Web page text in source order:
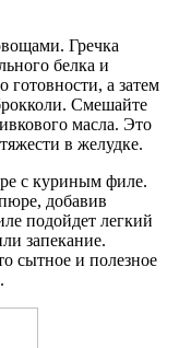
Гречка
белка и
готовности, а затем
Смешайте
масла. Это
в желудке.
с куриным филе.
добавив
подойдет легкий
запекание.
сытное и полезное